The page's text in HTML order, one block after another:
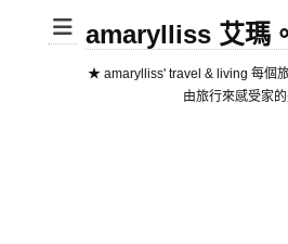
amarylliss 艾瑪
★ amarylliss' travel & living 每個
由旅行來感受家的